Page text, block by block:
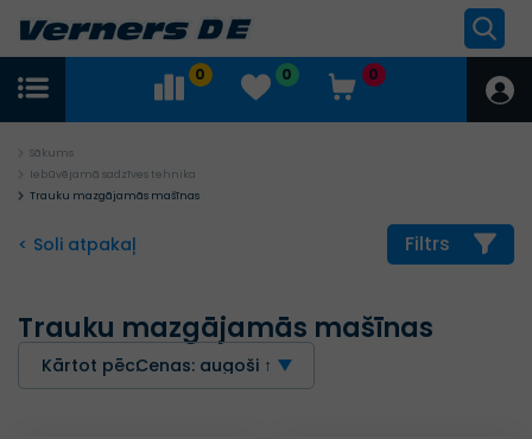
0 0 0
Sākums
Iebūvējamā sadzīves tehnika
Trauku mazgājamās mašīnas
< Soli atpakaļ Filtrs
Trauku mazgājamās mašīnas
Kārtot pēc:Cenas: augoši ↑